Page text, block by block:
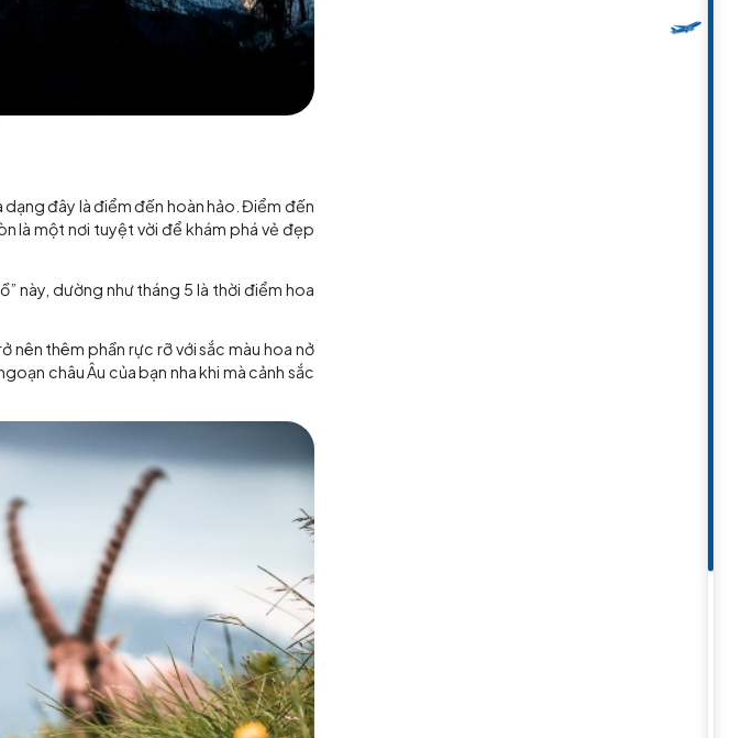
nước Thụy Sĩ
sơ và đa dạng đây là điểm đến hoàn hảo. Điểm đến
giới mà còn là một nơi tuyệt vời để khám phá vẻ đẹp
vườn khổng lồ” này, dường như tháng 5 là thời điểm hoa